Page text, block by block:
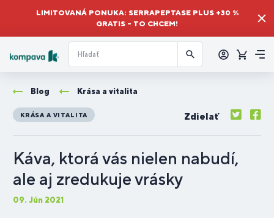
LIMITOVANÁ PONUKA: SERRAPEPTASE PLUS +30 %
GRATIS – TO CHCEM!
sa
Košík
Blog Krása a vitalita
KRÁSA A VITALITA Zdielať
Káva, ktorá vás nielen nabudí,
ale aj zredukuje vrásky
09. Jún 2021